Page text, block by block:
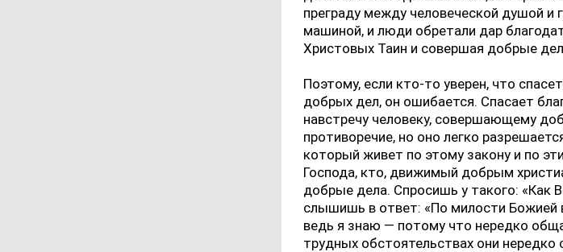
преграду между человеческой душой и
машиной, и люди обретали дар
Христовых Таин и совершая добрые
Поэтому, если кто-то уверен, что
добрых дел, он ошибается. Спасает
навстречу человеку, совершающему
противоречие, но оно легко
который живет по этому закону и по
Господа, кто, движимый добрым
добрые дела. Спросишь у такого: «Как
слышишь в ответ: «По милости Божией
ведь я знаю — потому что нередко
трудных обстоятельствах они